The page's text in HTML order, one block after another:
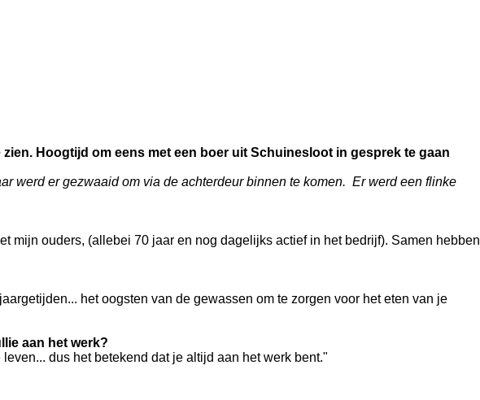
Hoogtijd om eens met een boer uit Schuinesloot in gesprek te gaan
werd er gezwaaid om via de achterdeur binnen te komen. Er werd een flinke
mijn ouders, (allebei 70 jaar en nog dagelijks actief in het bedrijf). Samen hebben
het oogsten van de gewassen om te zorgen voor het eten van je
aan het werk?
dus het betekend dat je altijd aan het werk bent."